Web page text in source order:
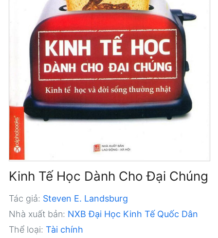
Kinh Tế Học Dành Cho Đại Chúng
Tác giả: Steven E. Landsburg
Nhà xuất bản: NXB Đại Học Kinh Tế Quốc Dân
Thể loại: Tài chính